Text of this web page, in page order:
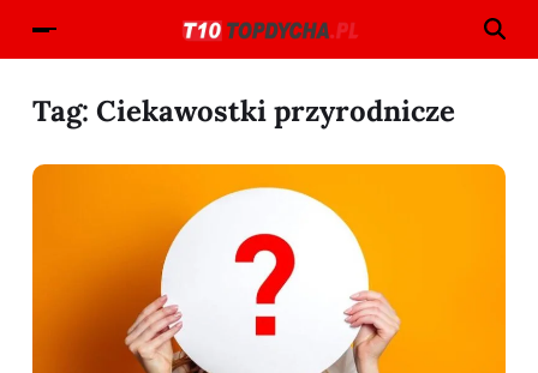
Tag: Ciekawostki przyrodnicze